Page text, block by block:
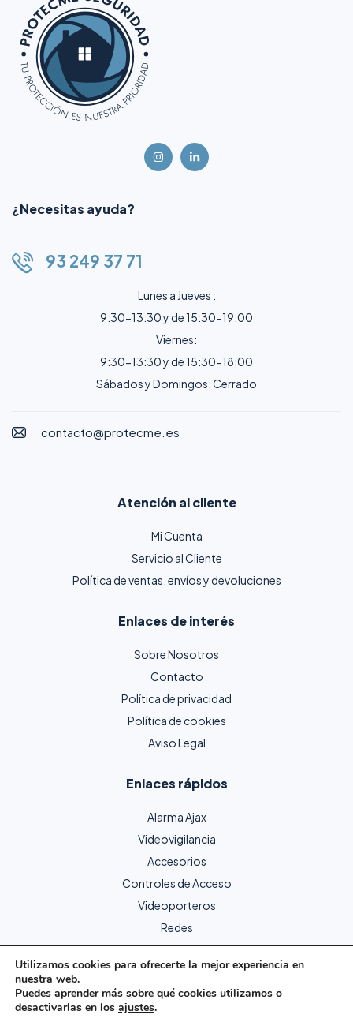
¿Necesitas ayuda?
93 249 37 71
Lunes a Jueves :
9:30-13:30 y de 15:30-19:00
Viernes:
9:30-13:30 y de 15:30-18:00
Sábados y Domingos: Cerrado
contacto@protecme.es
Atención al cliente
Mi Cuenta
Servicio al Cliente
Política de ventas, envíos y devoluciones
Enlaces de interés
Sobre Nosotros
Contacto
Política de privacidad
Política de cookies
Aviso Legal
Enlaces rápidos
Alarma Ajax
Videovigilancia
Accesorios
Controles de Acceso
Videoporteros
Redes
Copyright © 2024 Protecme Seguridad. Todos los derechos
reservados.
Utilizamos cookies para ofrecerte la mejor experiencia en
nuestra web.
Puedes aprender más sobre qué cookies utilizamos o
desactivarlas en los ajustes.